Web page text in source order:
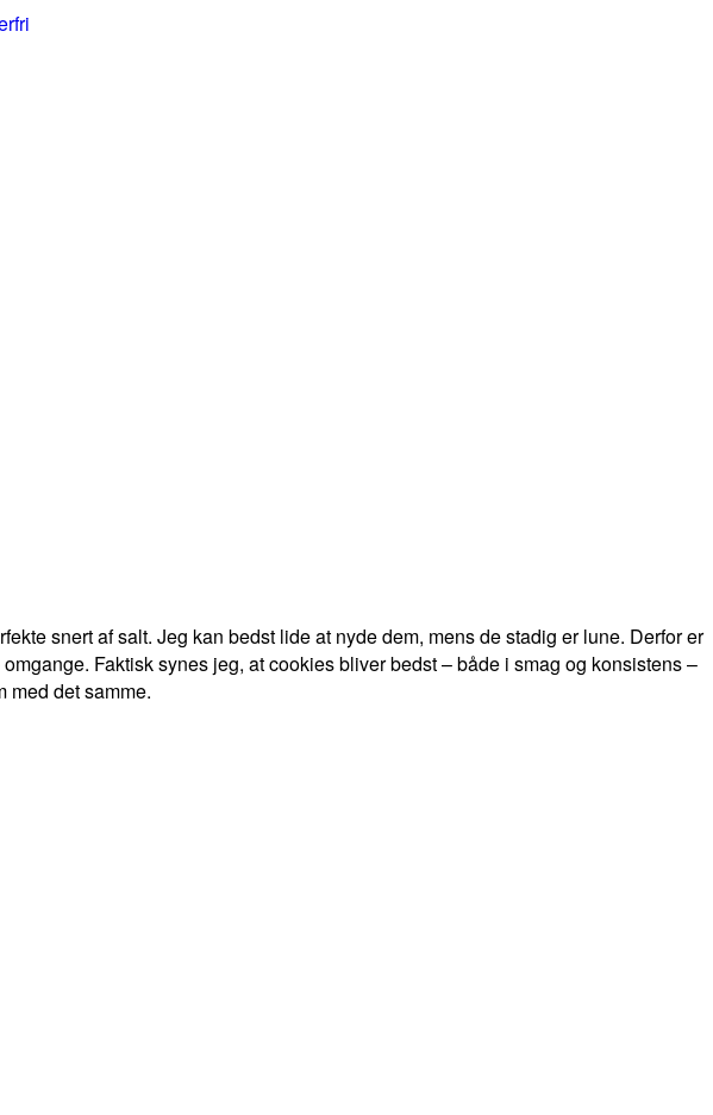
snert af salt. Jeg kan bedst lide at nyde dem, mens de stadig er lune. Derfor er
Faktisk synes jeg, at cookies bliver bedst – både i smag og konsistens –
med det samme.